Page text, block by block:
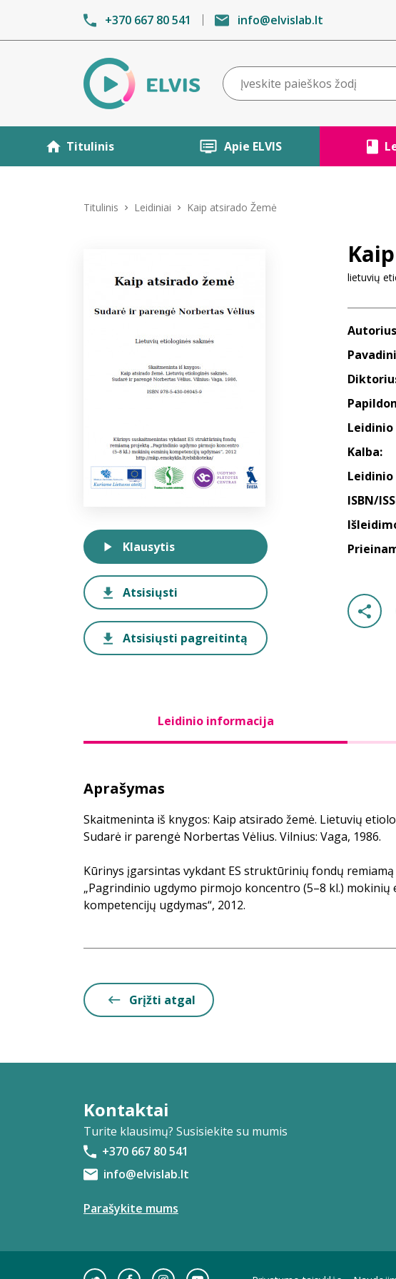
+370 667 80 541 info@elvislab.lt
Titulinis Apie ELVIS
Titulinis Leidiniai Kaip atsirado Žemė
lietuvių
Kalba:
ISBN/
Klausytis
Atsisiųsti
Atsisiųsti pagreitintą
Leidinio informacija
Aprašymas
Skaitmeninta iš knygos: Kaip atsirado žemė. Lietuvių
Sudarė ir parengė Norbertas Vėlius. Vilnius: Vaga, 1986.
Kūrinys įgarsintas vykdant ES struktūrinių fondų
„Pagrindinio ugdymo pirmojo koncentro (5–8 kl.) mokinių
kompetencijų ugdymas“, 2012.
Grįžti atgal
Kontaktai
Turite klausimų? Susisiekite su mumis
+370 667 80 541
info@elvislab.lt
Parašykite mums